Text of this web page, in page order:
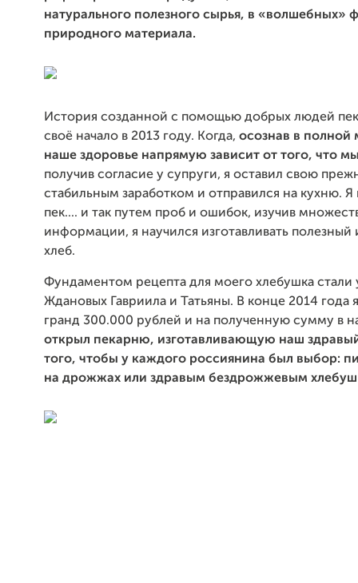
натурального полезного сырья, в «волшебных»
природного материала.
История созданной с помощью добрых людей
своё начало в 2013 году. Когда, осознав в полной
наше здоровье напрямую зависит от того, что
получив согласие у супруги, я оставил свою
стабильным заработком и отправился на кухню. Я
пек.... и так путем проб и ошибок, изучив
информации, я научился изготавливать полезный
хлеб.
Фундаментом рецепта для моего хлебушка стали
Ждановых Гавриила и Татьяны. В конце 2014 года
гранд 300.000 рублей и на полученную сумму в
открыл пекарню, изготавливающую наш
того, чтобы у каждого россиянина был выбор:
на дрожжах или здравым бездрожжевым